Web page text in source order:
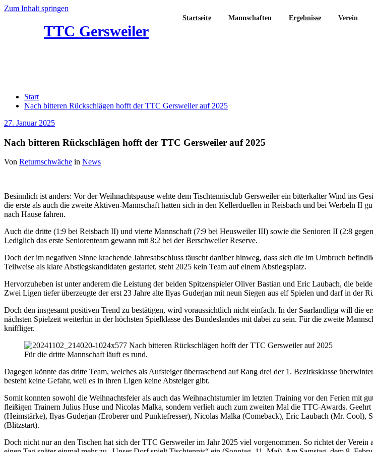
Zum Inhalt springen
TTC Gersweiler
Startseite Mannschaften Ergebnisse Verein
Start
Nach bitteren Rückschlägen hofft der TTC Gersweiler auf 2025
27. Januar 2025
Nach bitteren Rückschlägen hofft der TTC Gersweiler auf 2025
Von Returnschwäche in News
Besinnlich ist anders: Vor der Weihnachtspause wehte dem Tischtennisclub Gersweiler ein bitterkalter Wind ins
die erste als auch die zweite Aktiven-Mannschaft hatten sich in den Kellerduellen in Reisbach und bei Werbeln II
nach Hause fahren.
Auch die dritte (1:9 bei Reisbach II) und vierte Mannschaft (7:9 bei Heusweiler III) sowie die Senioren II (2:8
Lediglich das erste Seniorenteam gewann mit 8:2 bei der Berschweiler Reserve.
Doch der im negativen Sinne krachende Jahresabschluss täuscht darüber hinweg, dass sich die im Umbruch
Teilweise als klare Abstiegskandidaten gestartet, steht 2025 kein Team auf einem Abstiegsplatz.
Hervorzuheben ist unter anderem die Leistung der beiden Spitzenspieler Oliver Bastian und Eric Laubach, die
Zwei Ligen tiefer überzeugte der erst 23 Jahre alte Ilyas Guderjan mit neun Siegen aus elf Spielen und darf in der
Doch den insgesamt positiven Trend zu bestätigen, wird voraussichtlich nicht einfach. In der Saarlandliga will die
nächsten Spielzeit weiterhin in der höchsten Spielklasse des Bundeslandes mit dabei zu sein. Für die zweite
kniffliger.
Für die dritte Mannschaft läuft es rund.
Dagegen könnte das dritte Team, welches als Aufsteiger überraschend auf Rang drei der 1. Bezirksklasse
besteht keine Gefahr, weil es in ihren Ligen keine Absteiger gibt.
Somit konnten sowohl die Weihnachtsfeier als auch das Weihnachtsturnier im letzten Training vor den Ferien mit
fleißigen Trainern Julius Huse und Nicolas Malka, sondern verlieh auch zum zweiten Mal die TTC-Awards.
(Heimstärke), Ilyas Guderjan (Eroberer und Punktefresser), Nicolas Malka (Comeback), Eric Laubach (Mr.
(Blitzstart).
Doch nicht nur an den Tischen hat sich der TTC Gersweiler im Jahr 2025 viel vorgenommen. So richtet der